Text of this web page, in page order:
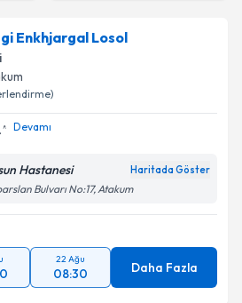
Enkhjargal Losol
Devamı
Hastanesi Haritada Göster
Bulvarı No:17, Atakum
22 Ağu
08:30 Daha Fazla